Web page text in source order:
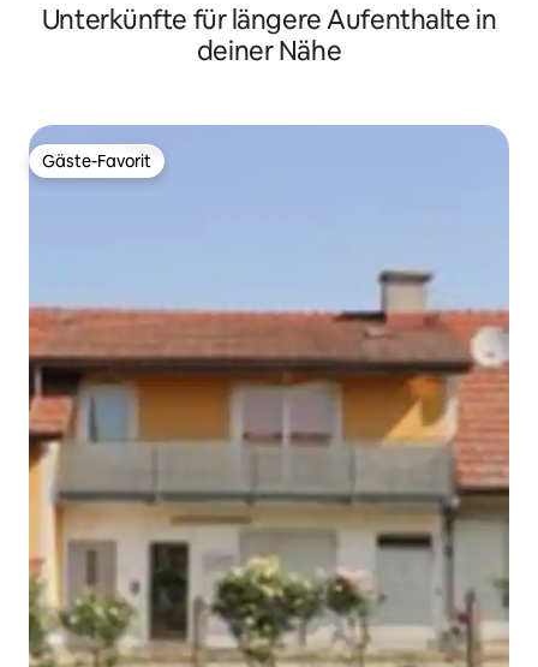
Unterkünfte für längere Aufenthalte in
deiner Nähe
Gäste-Favorit
Gäste-Favorit